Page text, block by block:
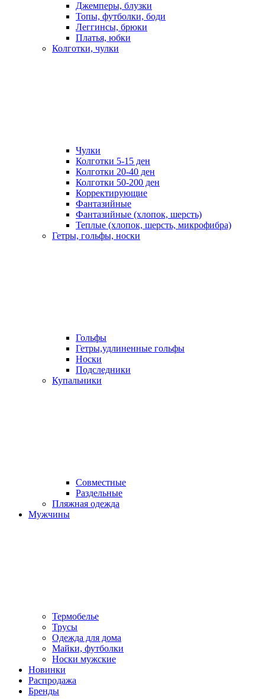
Джемперы, блузки
Топы, футболки, боди
Леггинсы, брюки
Платья, юбки
Колготки, чулки
Чулки
Колготки 5-15 ден
Колготки 20-40 ден
Колготки 50-200 ден
Корректирующие
Фантазийные
Фантазийные (хлопок, шерсть)
Теплые (хлопок, шерсть, микрофибра)
Гетры, гольфы, носки
Гольфы
Гетры,удлиненные гольфы
Носки
Подследники
Купальники
Совместные
Раздельные
Пляжная одежда
Мужчины
Термобелье
Трусы
Одежда для дома
Майки, футболки
Носки мужские
Новинки
Распродажа
Бренды